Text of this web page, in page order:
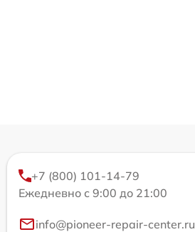
+7 (800) 101-14-79
Ежедневно с 9:00 до 21:00
info@pioneer-repair-center.ru